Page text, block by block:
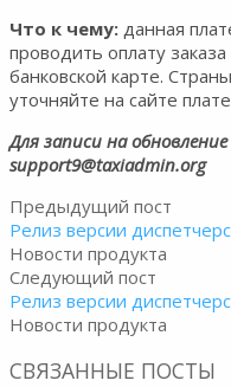
Что к чему: данная
проводить оплату
банковской карте.
уточняйте на сайте
Для записи на
support9@taxiadmin.org
Предыдущий пост
Релиз версии
Новости продукта
Следующий пост
Релиз версии
Новости продукта
СВЯЗАННЫЕ ПОСТЫ